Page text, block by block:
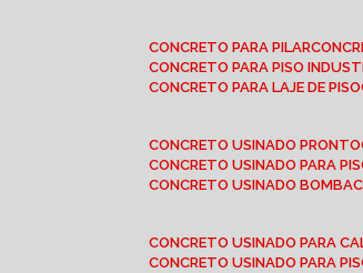
CONCRETO PARA PILAR
CONCRETO PARA PISO
CONCRETO PARA LAJE DE PISO
CONCRETO USINADO PRONTO
CONCRETO USINADO PARA
CONCRETO USINADO BOMBA
CONCRETO USINADO PARA
CONCRETO USINADO PARA